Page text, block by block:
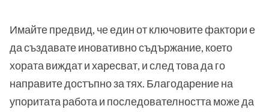
Имайте предвид, че един от ключовите фактори е
да създавате иновативно съдържание, което
хората виждат и харесват, и след това да го
направите достъпно за тях. Благодарение на
упоритата работа и последователността може да